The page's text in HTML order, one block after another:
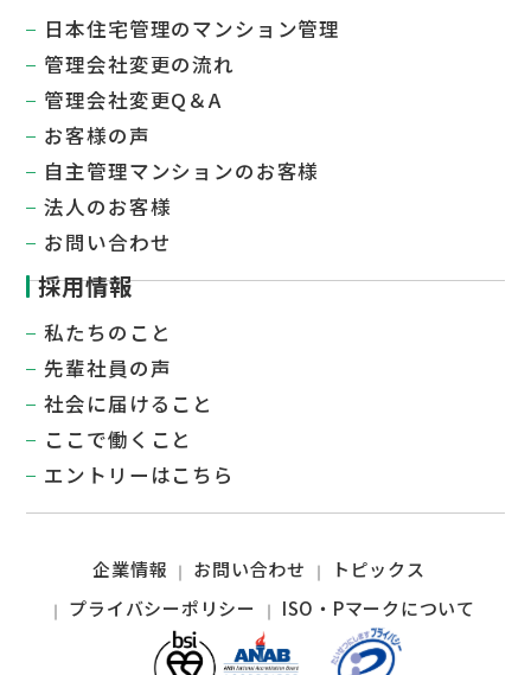
日本住宅管理のマンション管理
管理会社変更の流れ
管理会社変更Q＆A
お客様の声
自主管理マンションのお客様
法人のお客様
お問い合わせ
採用情報
私たちのこと
先輩社員の声
社会に届けること​
ここで働くこと
エントリーはこちら
企業情報 お問い合わせ
トピックス
プライバシーポリシー
ISO・Pマークについて